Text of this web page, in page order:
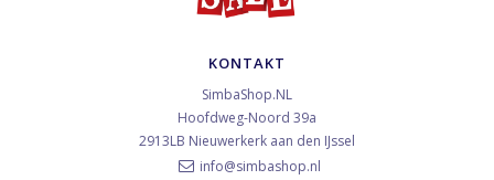
KONTAKT
SimbaShop.NL
Hoofdweg-Noord 39a
2913LB Nieuwerkerk aan den IJssel
info@simbashop.nl